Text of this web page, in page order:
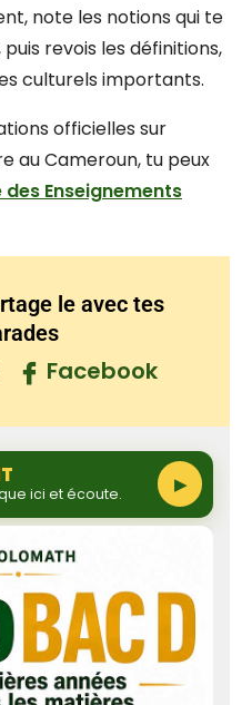
note les notions qui te
revois les définitions,
culturels importants.
officielles sur
au Cameroun, tu peux
Enseignements
le avec tes
Facebook
ici et écoute. ▶